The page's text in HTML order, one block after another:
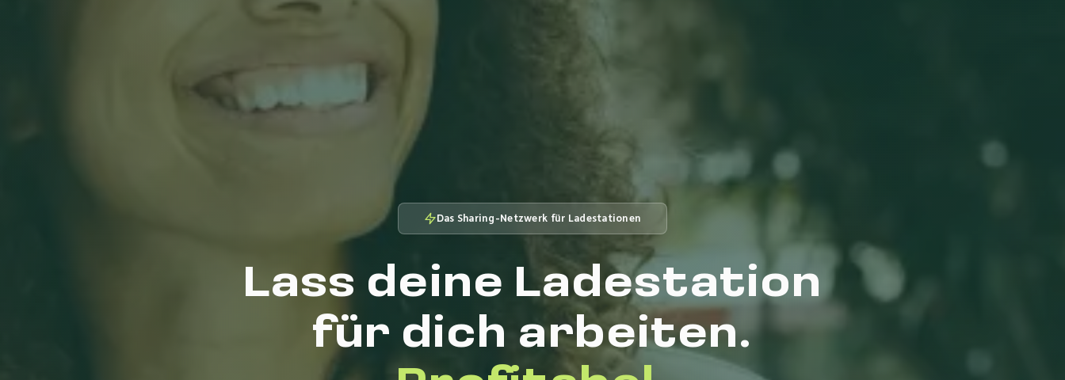
Das Sharing-Netzwerk für Ladestationen
Lass deine Ladestation
für dich arbeiten.